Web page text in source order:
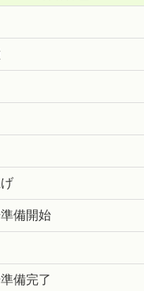
備開始
備完了